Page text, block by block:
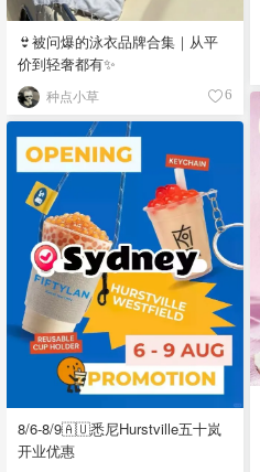
👙被问爆的泳衣品牌合集｜从平
价到轻奢都有✨
种点小草 6
8/6-8/9🇦🇺悉尼Hurstville五十岚
开业优惠